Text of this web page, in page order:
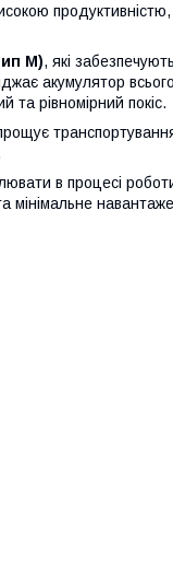
продуктивністю,
М), які
акумулятор
та рівномірний покіс.
в процесі
мінімальне